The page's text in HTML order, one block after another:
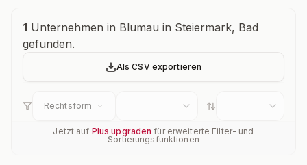
Unternehmensübersicht
1 Unternehmen in Blumau in Steiermark, Bad
gefunden.
Als CSV exportieren
Rechtsform
Jetzt auf Plus upgraden für erweiterte Filter- und
Sortierungsfunktionen